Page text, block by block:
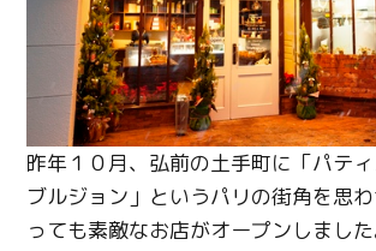
昨年１０月、弘前の土手町に「パテ
ブルジョン」というパリの街角を思
っても素敵なお店がオープンしました